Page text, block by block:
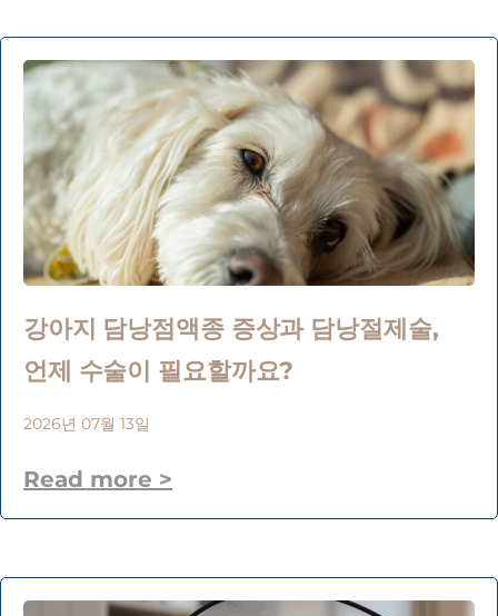
강아지 담낭점액종 증상과 담낭절제술,
언제 수술이 필요할까요?
2026년 07월 13일
Read more >